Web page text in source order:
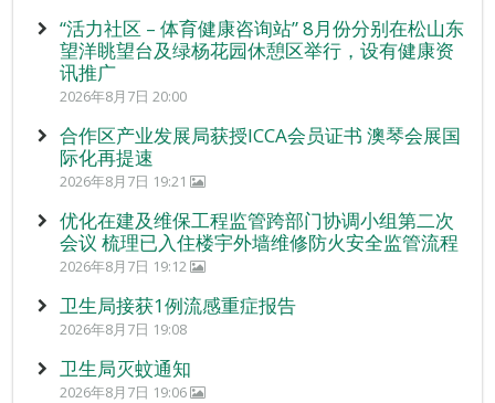
“活力社区 – 体育健康咨询站” 8月份分别在松山东
望洋眺望台及绿杨花园休憩区举行，设有健康资
讯推广
2026年8月7日 20:00
合作区产业发展局获授ICCA会员证书 澳琴会展国
际化再提速
2026年8月7日 19:21
优化在建及维保工程监管跨部门协调小组第二次
会议 梳理已入住楼宇外墙维修防火安全监管流程
2026年8月7日 19:12
卫生局接获1例流感重症报告
2026年8月7日 19:08
卫生局灭蚊通知
2026年8月7日 19:06